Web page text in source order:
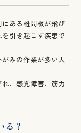
ある椎間板が飛び
引き起こす疾患で
みの作業が多い人
、感覚障害、筋力
る？